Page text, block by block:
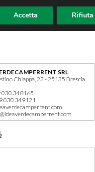
SRL
Chiappa, 23 - 25135 Brescia
Accetta Rifiuta